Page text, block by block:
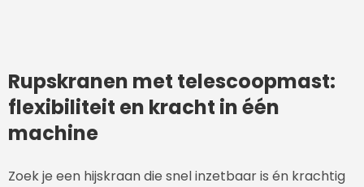
Rupskranen met telescoopmast:
flexibiliteit en kracht in één
machine
Zoek je een hijskraan die snel inzetbaar is én krachtig